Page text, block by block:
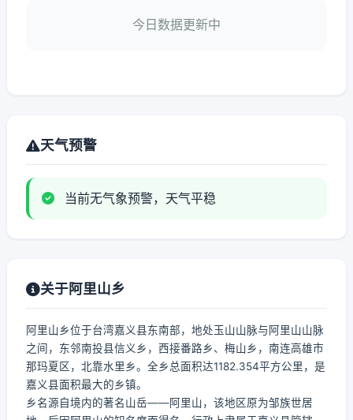
今日数据更新中
天气预警
当前无气象预警，天气平稳
关于阿里山乡
阿里山乡位于台湾嘉义县东南部，地处玉山山脉与阿里山山脉
之间，东邻南投县信义乡，西接番路乡、梅山乡，南连高雄市
那玛夏区，北靠水里乡。全乡总面积达1182.354平方公里，是
嘉义县面积最大的乡镇。
乡名源自境内的著名山岳——阿里山，该地区原为邹族世居